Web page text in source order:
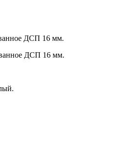
ДСП 16 мм.
ДСП 16 мм.